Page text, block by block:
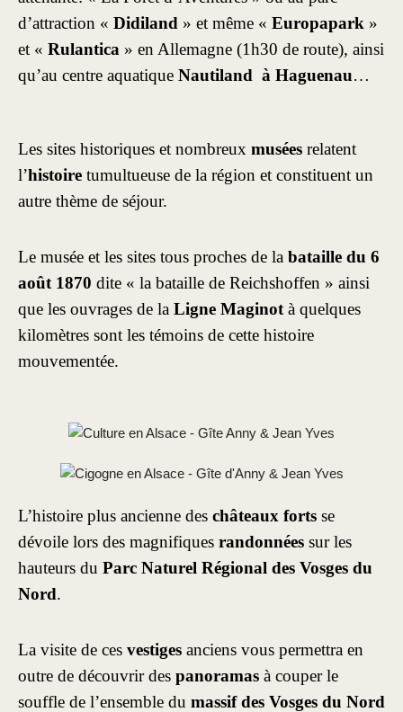
d’attraction « Didiland » et même « Europapark »
et « Rulantica » en Allemagne (1h30 de route), ainsi
qu’au centre aquatique Nautiland à Haguenau…
Les sites historiques et nombreux musées relatent
l’histoire tumultueuse de la région et constituent un
autre thème de séjour.
Le musée et les sites tous proches de la bataille du 6
août 1870 dite « la bataille de Reichshoffen » ainsi
que les ouvrages de la Ligne Maginot à quelques
kilomètres sont les témoins de cette histoire
mouvementée.
L’histoire plus ancienne des châteaux forts se
dévoile lors des magnifiques randonnées sur les
hauteurs du Parc Naturel Régional des Vosges du
Nord.
La visite de ces vestiges anciens vous permettra en
outre de découvrir des panoramas à couper le
souffle de l’ensemble du massif des Vosges du Nord